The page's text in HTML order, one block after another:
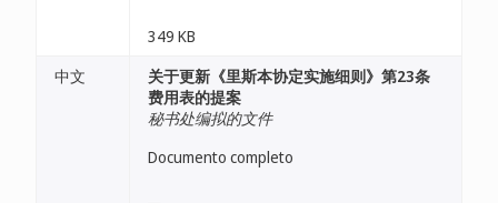
349 KB
中文
关于更新《里斯本协定实施细则》第23条
费用表的提案
秘书处编拟的文件
Documento completo